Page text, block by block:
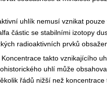
uhlík nemusí vznikat
částic se stabilními izotopy
radioaktivních prvků
takto vznikajícího
uhlí může
řádů nižší než